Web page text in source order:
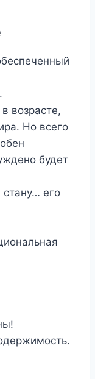
возрасте,
Но всего
будет
его